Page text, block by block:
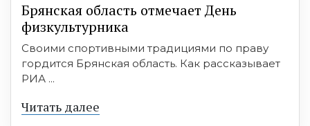
Брянская область отмечает День
физкультурника
Своими спортивными традициями по праву
гордится Брянская область. Как рассказывает
РИА ...
Читать далее